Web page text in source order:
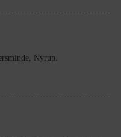
Nyrup.